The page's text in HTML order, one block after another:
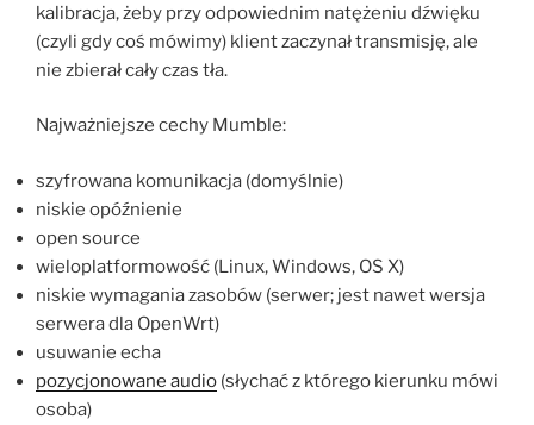
kalibracja, żeby przy odpowiednim natężeniu dźwięku
(czyli gdy coś mówimy) klient zaczynał transmisję, ale
nie zbierał cały czas tła.
Najważniejsze cechy Mumble:
szyfrowana komunikacja (domyślnie)
niskie opóźnienie
open source
wieloplatformowość (Linux, Windows, OS X)
niskie wymagania zasobów (serwer; jest nawet wersja
serwera dla OpenWrt)
usuwanie echa
pozycjonowane audio (słychać z którego kierunku mówi
osoba)